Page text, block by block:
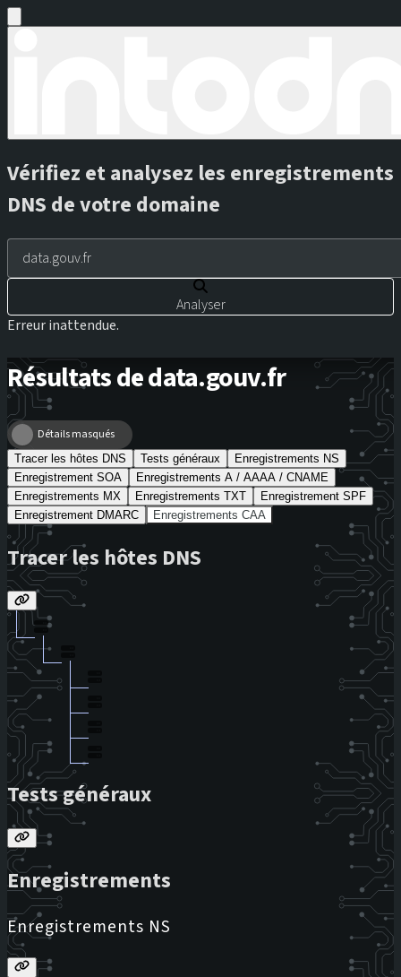
Vérifiez et analysez les enregistrements
DNS de votre domaine
Analyser
Erreur inattendue.
Résultats de data.gouv.fr
Détails masqués
Tracer les hôtes DNS Tests généraux
Enregistrements NS
Enregistrement SOA
Enregistrements A / AAAA / CNAME
Enregistrements MX
Enregistrements TXT
Enregistrement SPF
Enregistrement DMARC
Enregistrements CAA
Tracer les hôtes DNS
Tests généraux
Enregistrements
Enregistrements NS